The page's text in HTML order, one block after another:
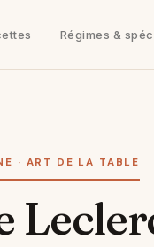
Régimes &
· ART DE LA TABLE